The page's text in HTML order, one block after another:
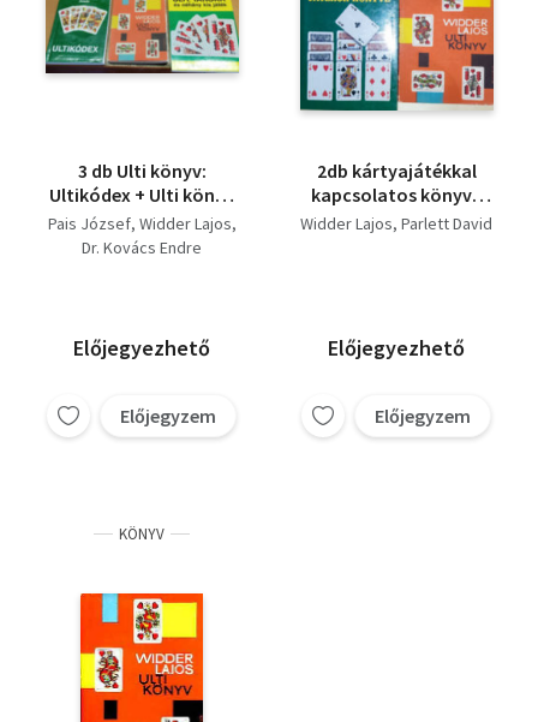
3 db Ulti könyv:
Ultikódex + Ulti könyv
+ Ulti, tarokk és
néhány kis játék
Pais József Widder Lajos
Dr. Kovács Endre
Előjegyezhető
Előjegyzem
2db kártyajátékkal
kapcsolatos könyv -
Widder Lajos-Ulti
Widder Lajos Parlett David
Előjegyezhető
Előjegyzem
KÖNYV